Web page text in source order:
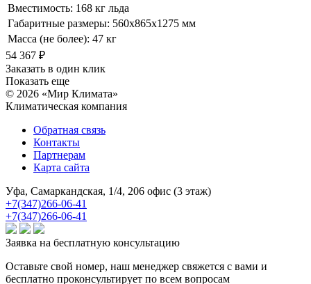
Вместимость: 168 кг льда
Габаритные размеры: 560x865x1275 мм
Масса (не более): 47 кг
54 367 ₽
Заказать в один клик
Показать еще
© 2026 «Мир Климата»
Климатическая компания
Обратная связь
Контакты
Партнерам
Карта сайта
Уфа, Самаркандская, 1/4, 206 офис (3 этаж)
+7(347)266-06-41
+7(347)266-06-41
Заявка на бесплатную консультацию
Оставьте свой номер, наш менеджер свяжется с вами и
бесплатно проконсультирует по всем вопросам